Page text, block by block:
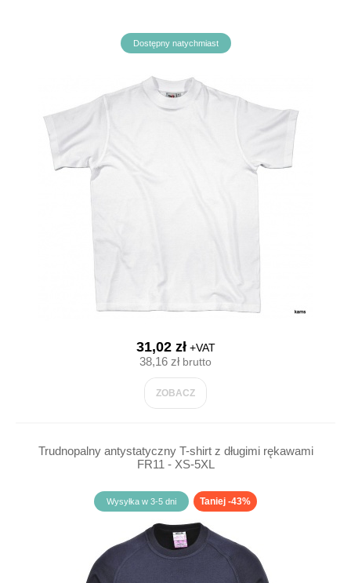
Dostępny natychmiast
31,02 zł+VAT
38,16 złbrutto
ZOBACZ
Trudnopalny antystatyczny T-shirt z długimi rękawami
FR11 - XS-5XL
Wysyłka w 3-5 dni Taniej -43%